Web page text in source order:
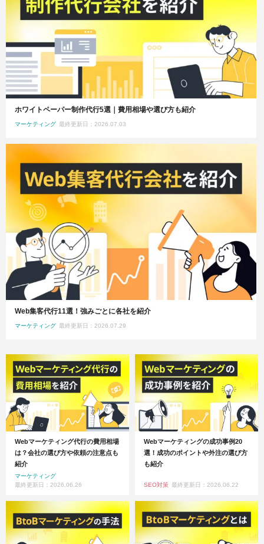
ホワイトペーパー制作代行5選｜費用相場や選び方も紹介
マーケティング 最終更新日：2026.07.03
Web集客代行11選！強みごとに各社を紹介
マーケティング 最終更新日：2026.07.29
Webマーケティング代行の費用相場
は？会社の選び方や依頼の注意点も
紹介
マーケティング
最終更新日：2026.06.26
Webマーケティングの成功事例20
選！成功のポイントや外注の選び方
も紹介
SEO対策 最終更新日：2026.06.22